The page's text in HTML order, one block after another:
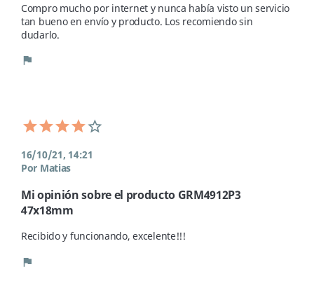
Compro mucho por internet y nunca había visto un servicio
tan bueno en envío y producto. Los recomiendo sin
dudarlo.
flag
16/10/21, 14:21
Por Matias
Mi opinión sobre el producto GRM4912P3
47x18mm
Recibido y funcionando, excelente!!!
flag